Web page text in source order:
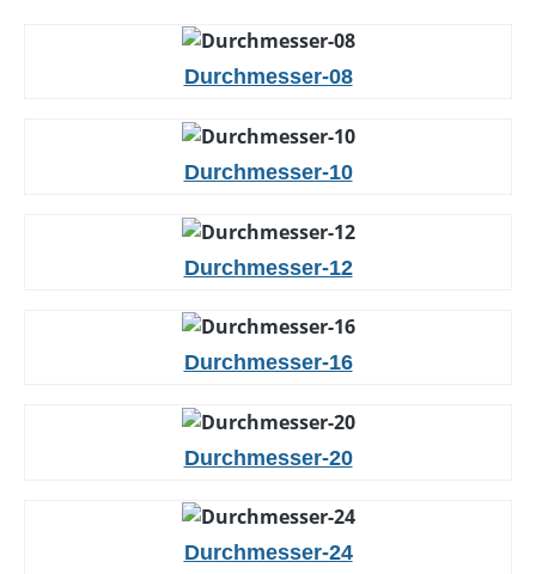
Durchmesser-08
Durchmesser-10
Durchmesser-12
Durchmesser-16
Durchmesser-20
Durchmesser-24